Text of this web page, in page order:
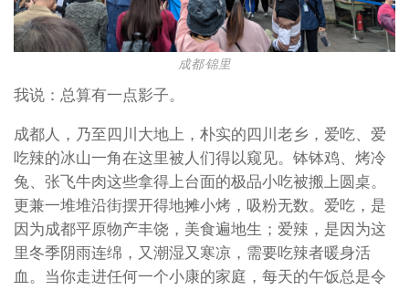
成都·锦里
我说：总算有一点影子。
成都人，乃至四川大地上，朴实的四川老乡，爱吃、爱
吃辣的冰山一角在这里被人们得以窥见。钵钵鸡、烤冷
兔、张飞牛肉这些拿得上台面的极品小吃被搬上圆桌。
更兼一堆堆沿街摆开得地摊小烤，吸粉无数。爱吃，是
因为成都平原物产丰饶，美食遍地生；爱辣，是因为这
里冬季阴雨连绵，又潮湿又寒凉，需要吃辣者暖身活
血。当你走进任何一个小康的家庭，每天的午饭总是令